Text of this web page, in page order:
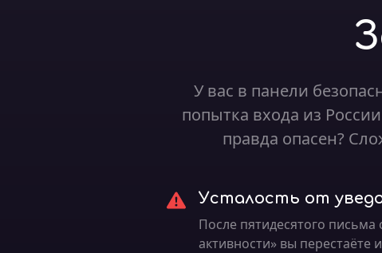
У вас в панели
попытка входа из
правда опасен?
Усталость от
После пятидесятого
активности» вы перестаёте